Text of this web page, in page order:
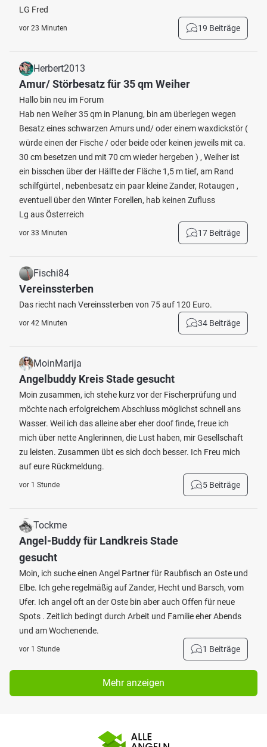
LG Fred
vor 23 Minuten 19 Beiträge
Herbert2013
Amur/ Störbesatz für 35 qm Weiher
Hallo bin neu im Forum
Hab nen Weiher 35 qm in Planung, bin am überlegen wegen
Besatz eines schwarzen Amurs und/ oder einem waxdickstör (
würde einen der Fische / oder beide oder keinen jeweils mit ca.
30 cm besetzen und mit 70 cm wieder hergeben ) , Weiher ist
ein bisschen über der Hälfte der Fläche 1,5 m tief, am Rand
schilfgürtel , nebenbesatz ein paar kleine Zander, Rotaugen ,
eventuell über den Winter Forellen, hab keinen Zufluss
Lg aus Österreich
vor 33 Minuten 17 Beiträge
Fischi84
Vereinssterben
Das riecht nach Vereinssterben von 75 auf 120 Euro.
vor 42 Minuten 34 Beiträge
MoinMarija
Angelbuddy Kreis Stade gesucht
Moin zusammen, ich stehe kurz vor der Fischerprüfung und
möchte nach erfolgreichem Abschluss möglichst schnell ans
Wasser. Weil ich das alleine aber eher doof finde, freue ich
mich über nette Anglerinnen, die Lust haben, mir Gesellschaft
zu leisten. Zusammen übt es sich doch besser. Ich Freu mich
auf eure Rückmeldung.
vor 1 Stunde 5 Beiträge
Tockme
Angel-Buddy für Landkreis Stade
gesucht
Moin, ich suche einen Angel Partner für Raubfisch an Oste und
Elbe. Ich gehe regelmäßig auf Zander, Hecht und Barsch, vom
Ufer. Ich angel oft an der Oste bin aber auch Offen für neue
Spots . Zeitlich bedingt durch Arbeit und Familie eher Abends
und am Wochenende.
vor 1 Stunde 1 Beiträge
Mehr anzeigen